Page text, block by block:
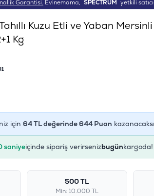
Garantisi. Evinemama, SPECTRUM yetkili
Kuzu Etli ve Yaban
Kg
için 64TL değerinde644Puan
saniyeiçinde sipariş verirsenizbugünkargoda!
500 TL
Min: 10.000 TL